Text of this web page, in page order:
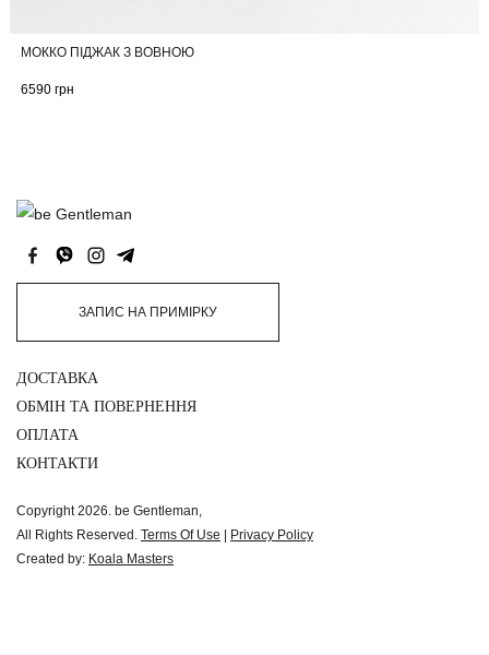
МОККО ПІДЖАК З ВОВНОЮ
6590 грн
ЗАПИС НА ПРИМІРКУ
Copyright 2026. be Gentleman,
All Rights Reserved. Terms Of Use
Privacy Policy
Created by: Koala Masters
ДОСТАВКА
ОБМІН ТА ПОВЕРНЕННЯ
ОПЛАТА
КОНТАКТИ